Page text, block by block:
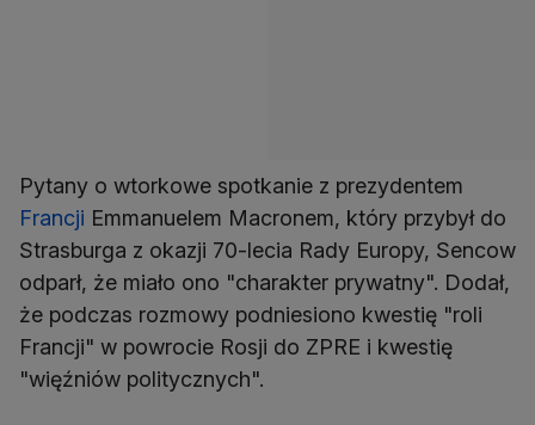
Pytany o wtorkowe spotkanie z prezydentem
Francji Emmanuelem Macronem, który przybył do
Strasburga z okazji 70-lecia Rady Europy, Sencow
odparł, że miało ono "charakter prywatny". Dodał,
że podczas rozmowy podniesiono kwestię "roli
Francji" w powrocie Rosji do ZPRE i kwestię
"więźniów politycznych".